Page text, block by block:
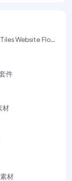
Web端流程图设计元素套装 UI Tiles Website Flowcharts
件
材
材